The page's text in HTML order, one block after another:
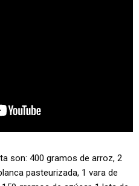
son: 400 gramos de arroz, 2
pasteurizada, 1 vara de